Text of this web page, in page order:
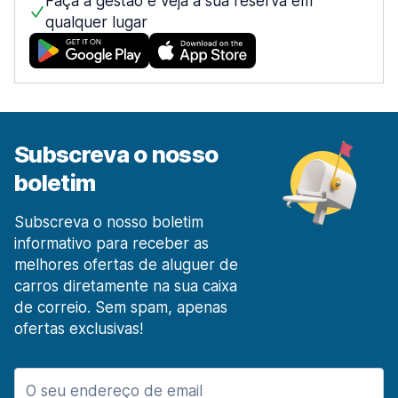
Centro da cidade
desde 13,26 € por dia
Madeira
573 ofertas especiais em 2 localizações
Aeroporto de Funchal Madeira
desde 17,85 € por dia
O Porto
1434 ofertas especiais em 9 localizações
Aeroporto do Porto
desde 13,16 € por dia
Pombal
20 ofertas especiais em 1 localização
qualquer lugar
Subscreva o nosso
boletim
Subscreva o nosso boletim
informativo para receber as
melhores ofertas de aluguer de
carros diretamente na sua caixa
de correio. Sem spam, apenas
ofertas exclusivas!